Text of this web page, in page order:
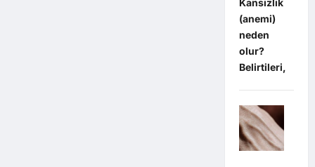
Kansızlık
(anemi)
neden
olur?
Belirtileri,